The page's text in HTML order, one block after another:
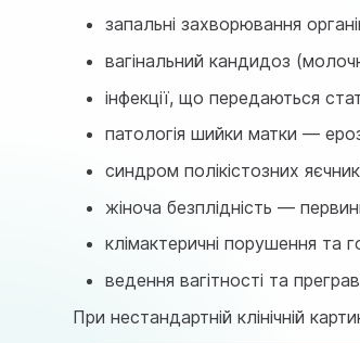
запальні захворювання
вагінальний кандидоз
інфекції, що передаються
патологія шийки матки —
синдром полікістозних
жіноча безплідність —
клімактеричні порушення та
ведення вагітності та
При нестандартній клінічній